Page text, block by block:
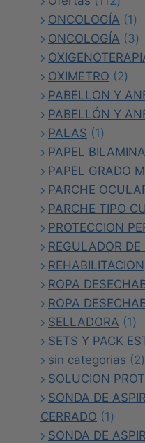
ONCOLOGÍA 11
ONCOLOGÍA 33
OXIMETRO 22
PABELLON Y
PABELLÓN Y
PALAS 11
PAPEL
PAPEL GRADO
PARCHE
PARCHE TIPO
PROTECCION
REGULADOR DE
REHABILITACION
ROPA
ROPA
SELLADORA 11
SETS Y PACK
sin categorias 22
SOLUCION
SONDA DE
CERRADO
11
SONDA DE